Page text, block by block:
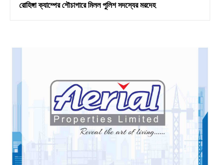
রোহিঙ্গা ক্যাম্পের শৌচাগারে মিলল পুলিশ সদস্যের মরদেহ